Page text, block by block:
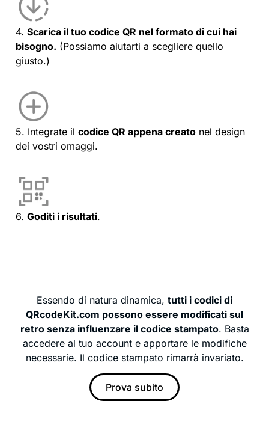
4. Scarica il tuo codice QR nel formato di cui hai
bisogno. (Possiamo aiutarti a scegliere quello
giusto.)
5. Integrate il codice QR appena creato nel design
dei vostri omaggi.
6. Goditi i risultati.
Essendo di natura dinamica, tutti i codici di
QRcodeKit.com possono essere modificati sul
retro senza influenzare il codice stampato. Basta
accedere al tuo account e apportare le modifiche
necessarie. Il codice stampato rimarrà invariato.
Prova subito